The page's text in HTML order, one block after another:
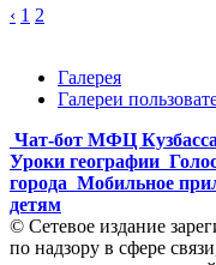
‹ 1 2
Галерея
Галереи
Чат-бот МФЦ
Уроки географии
города Мобильное
детям
© Сетевое издание
по надзору в сфере